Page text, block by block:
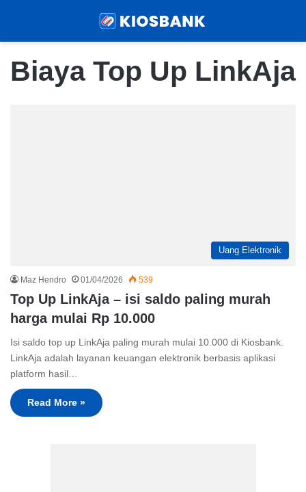
Biaya Top Up LinkAja
Uang Elektronik
Maz Hendro 01/04/2026 539
Top Up LinkAja – isi saldo paling murah
harga mulai Rp 10.000
Isi saldo top up LinkAja paling murah mulai 10.000 di Kiosbank.
LinkAja adalah layanan keuangan elektronik berbasis aplikasi
platform hasil…
Read More »